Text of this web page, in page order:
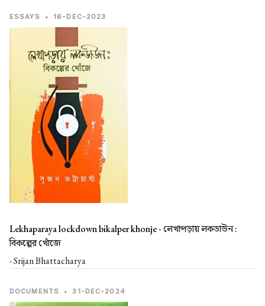
ESSAYS • 16-DEC-2023
Lekhaparaya lockdown bikalper khonje -লেখাপড়ায় লকডাউন :
বিকল্পের খোঁজে
- Srijan Bhattacharya
DOCUMENTS • 31-DEC-2024